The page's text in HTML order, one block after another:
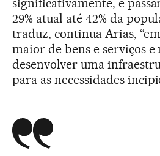
significativamente, e
29% atual até 42% da
traduz, continua Arias,
maior de bens e serviços e
desenvolver uma
para as necessidades